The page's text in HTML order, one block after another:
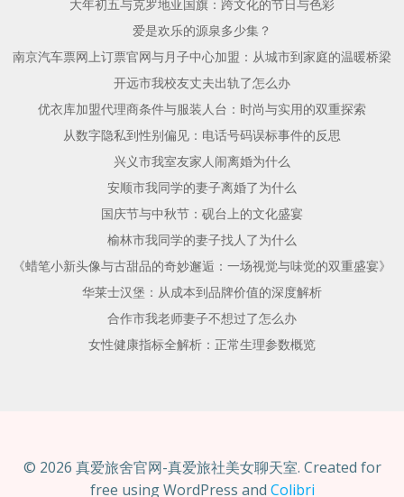
大年初五与克罗地亚国旗：跨文化的节日与色彩
爱是欢乐的源泉多少集？
南京汽车票网上订票官网与月子中心加盟：从城市到家庭的温暖桥梁
开远市我校友丈夫出轨了怎么办
优衣库加盟代理商条件与服装人台：时尚与实用的双重探索
从数字隐私到性别偏见：电话号码误标事件的反思
兴义市我室友家人闹离婚为什么
安顺市我同学的妻子离婚了为什么
国庆节与中秋节：砚台上的文化盛宴
榆林市我同学的妻子找人了为什么
《蜡笔小新头像与古甜品的奇妙邂逅：一场视觉与味觉的双重盛宴》
华莱士汉堡：从成本到品牌价值的深度解析
合作市我老师妻子不想过了怎么办
女性健康指标全解析：正常生理参数概览
© 2026 真爱旅舍官网-真爱旅社美女聊天室. Created for
free using WordPress and Colibri